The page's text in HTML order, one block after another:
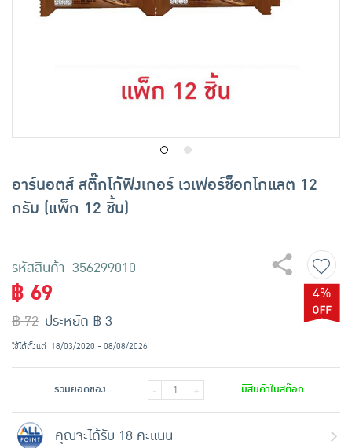
เครื่องปรุงรสและของแห้ง
อาร์นอตส์ สติ๊กโก้ฟิงเกอร์ เวเฟอร์ช็อกโกแลต 12
กรัม (แพ็ก 12 ชิ้น)
รหัสสินค้า 356299010
฿ 69
฿ 72
4%
ประหยัด ฿ 3
ใช้ได้ตั้งแต่ 18/03/2020 - 08/08/2026
รวมยอดของ - + มีสินค้าในสต๊อก
คุณจะได้รับ 18 คะแนน